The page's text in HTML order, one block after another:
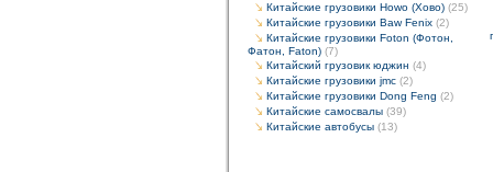
Китайские грузовики Howo (Хово) (25)
Китайские грузовики Baw Fenix (2)
Китайские грузовики Foton (Фотон,
Фатон, Faton) (7)
Китайский грузовик юджин (4)
Китайские грузовики jmc (2)
Китайские грузовики Dong Feng (2)
Китайские самосвалы (39)
Китайские автобусы (13)